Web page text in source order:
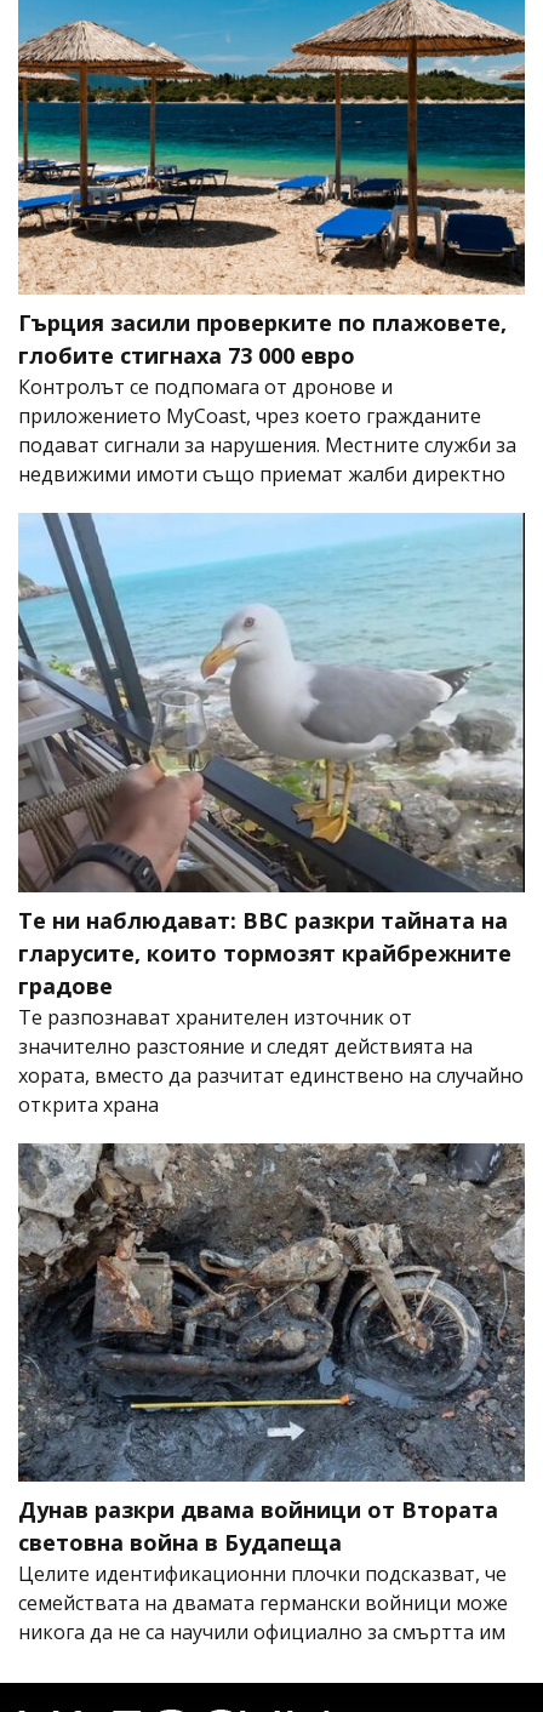
Гърция засили проверките по плажовете,
глобите стигнаха 73 000 евро
Контролът се подпомага от дронове и
приложението MyCoast, чрез което гражданите
подават сигнали за нарушения. Местните служби за
недвижими имоти също приемат жалби директно
Те ни наблюдават: BBC разкри тайната на
гларусите, които тормозят крайбрежните
градове
Те разпознават хранителен източник от
значително разстояние и следят действията на
хората, вместо да разчитат единствено на случайно
открита храна
Дунав разкри двама войници от Втората
световна война в Будапеща
Целите идентификационни плочки подсказват, че
семействата на двамата германски войници може
никога да не са научили официално за смъртта им